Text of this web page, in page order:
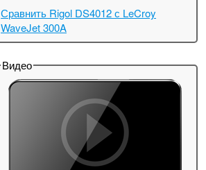
Сравнить Rigol DS4012 с LeCroy
WaveJet 300A
Видео